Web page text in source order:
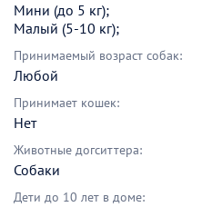
Мини (до 5 кг);
Малый (5-10 кг);
Принимаемый возраст собак:
Любой
Принимает кошек:
Нет
Животные догситтера:
Собаки
Дети до 10 лет в доме: